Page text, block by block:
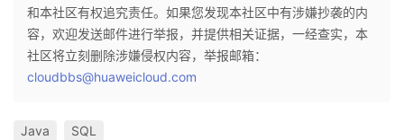
和本社区有权追究责任。如果您发现本社区中有涉嫌抄袭的内
容，欢迎发送邮件进行举报，并提供相关证据，一经查实，本
社区将立刻删除涉嫌侵权内容，举报邮箱：
cloudbbs@huaweicloud.com
Java SQL